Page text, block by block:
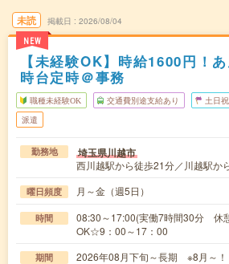
未読
NEW
掲載日 2026/08/04
【未経験OK】時給1600円！
時台定時＠事務
職種未経験OK 交通費別途支給あり 土日
派遣
勤務地 埼玉県川越市
西川越駅から徒歩21分／川越駅か
曜日頻度 月～金（週5日）
時間
08:30～17:00(実働7時間30分 休
OK☆9：00～17：00
期間 2026年08月下旬～長期 ※8月～！